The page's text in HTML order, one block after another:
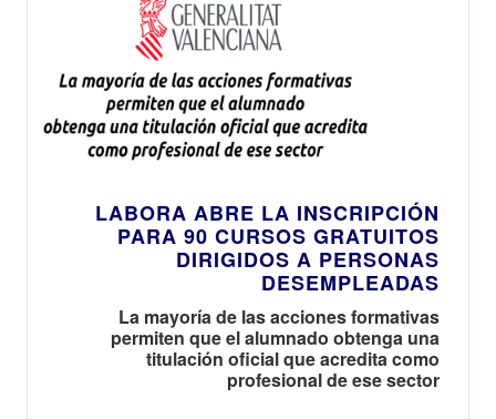
LABORA ABRE LA INSCRIPCIÓN
PARA 90 CURSOS GRATUITOS
DIRIGIDOS A PERSONAS
DESEMPLEADAS
La mayoría de las acciones formativas
permiten que el alumnado obtenga una
titulación oficial que acredita como
profesional de ese sector